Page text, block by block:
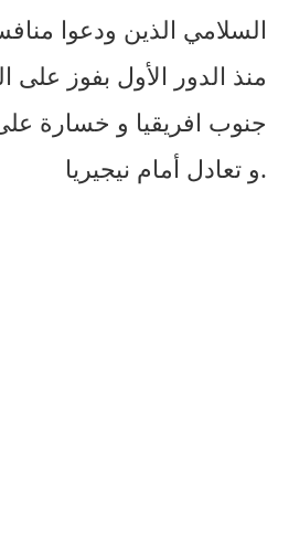
السلامي الذين ودعوا
منذ الدور الأول بفوز
جنوب افريقيا و خسارة
و تعادل أمام نيجيريا.